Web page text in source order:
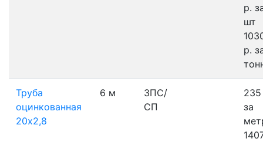
р.
шт
р.
Труба
оцинкованная
20х2,8
6 м
3ПС/
СП
за